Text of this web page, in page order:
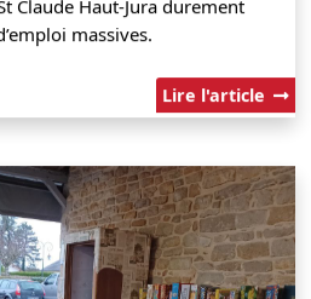
Claude Haut-Jura durement
massives.
Lire l'article